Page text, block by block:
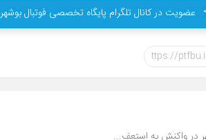
عضویت در کانال تلگرام پایگاه تخصصی فوتبال بوشهر
در واکنش به استعف...